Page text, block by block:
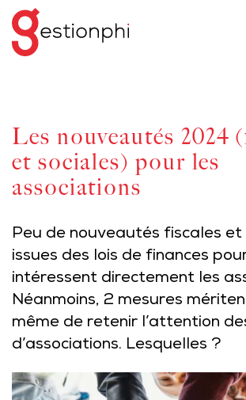
Les nouveautés 2024
et sociales) pour les
associations
Peu de nouveautés fiscales et
issues des lois de finances
intéressent directement les
Néanmoins, 2 mesures
même de retenir l’attention
d’associations. Lesquelles ?